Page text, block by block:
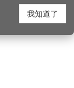
我知道了